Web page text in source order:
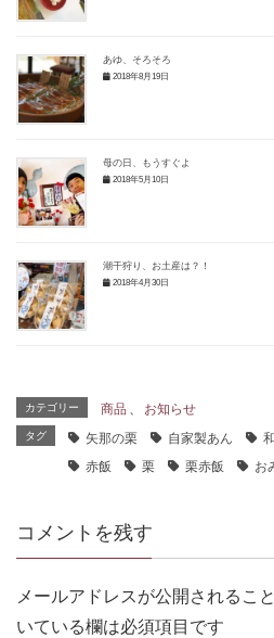
あゆ、そろそろ
2018年8月19日
母の日、もうすぐよ
2018年5月10日
潮干狩り、お土産は？！
2018年4月30日
カテゴリー 商品 お知らせ
タグ 矢那の栗 自家製あん
赤飯
栗 栗赤飯 お
コメントを残す
メールアドレスが公開されるこ
いている欄は必須項目です